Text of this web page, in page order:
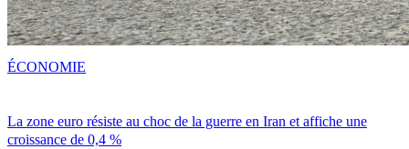
La zone euro résiste au choc de la guerre en Iran et affiche une
croissance de 0,4 %
ÉCONOMIE